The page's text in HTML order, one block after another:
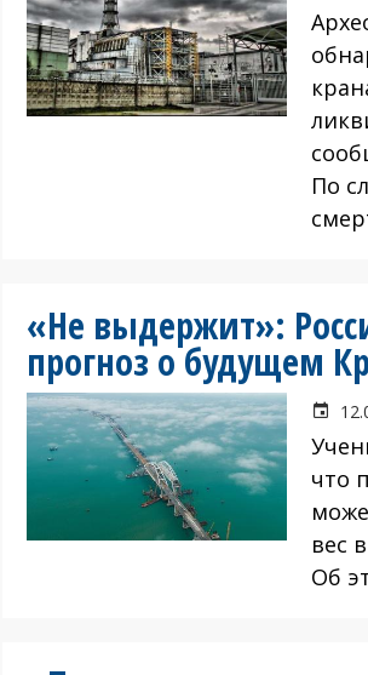
По
«Не выдержит»:
прогноз о будущем
что
вес
Об